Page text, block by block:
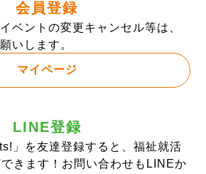
会員登録
ベントの変更キャンセル等は、
いします。
マイページ
LINE登録
」を友達登録すると、福祉就活
きます！お問い合わせもLINEか